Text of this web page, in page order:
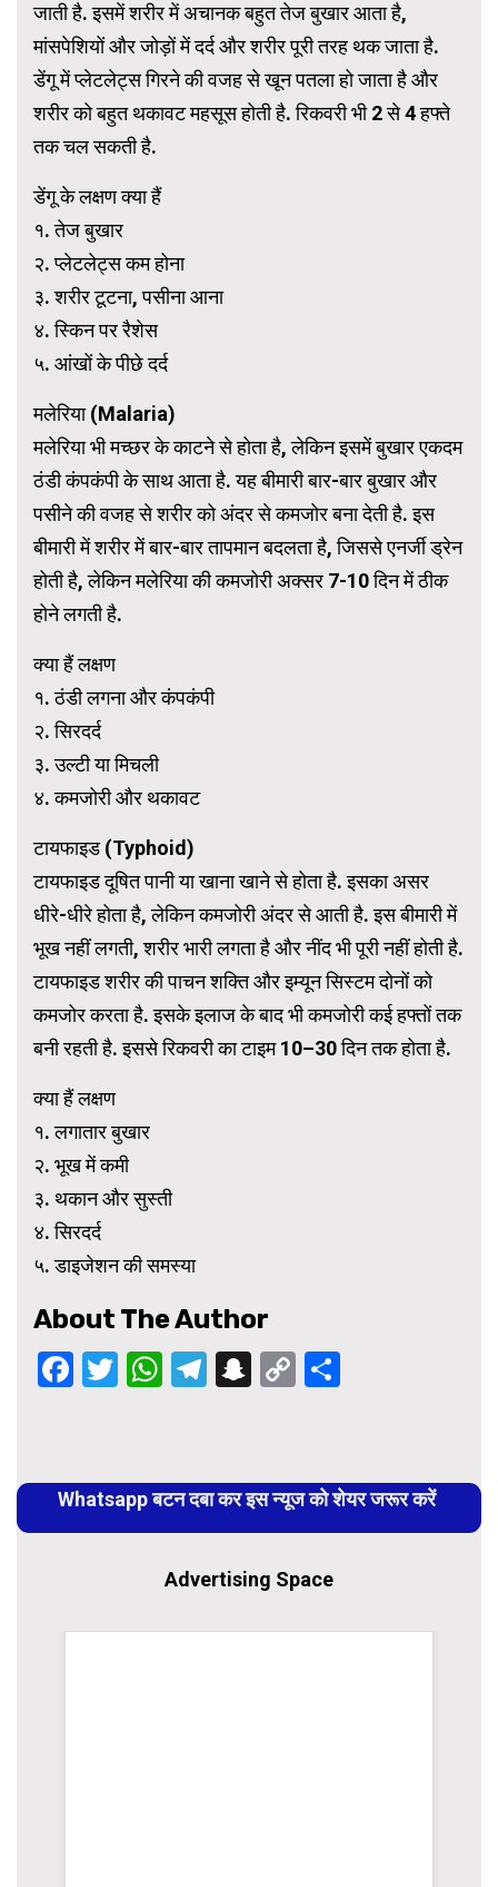
जाती है. इसमें शरीर में अचानक बहुत तेज बुखार आता है,
मांसपेशियों और जोड़ों में दर्द और शरीर पूरी तरह थक जाता है.
डेंगू में प्लेटलेट्स गिरने की वजह से खून पतला हो जाता है और
शरीर को बहुत थकावट महसूस होती है. रिकवरी भी 2 से 4 हफ्ते
तक चल सकती है.
डेंगू के लक्षण क्या हैं
१. तेज बुखार
२. प्लेटलेट्स कम होना
३. शरीर टूटना, पसीना आना
४. स्किन पर रैशेस
५. आंखों के पीछे दर्द
मलेरिया (Malaria)
मलेरिया भी मच्छर के काटने से होता है, लेकिन इसमें बुखार एकदम
ठंडी कंपकंपी के साथ आता है. यह बीमारी बार-बार बुखार और
पसीने की वजह से शरीर को अंदर से कमजोर बना देती है. इस
बीमारी में शरीर में बार-बार तापमान बदलता है, जिससे एनर्जी ड्रेन
होती है, लेकिन मलेरिया की कमजोरी अक्सर 7-10 दिन में ठीक
होने लगती है.
क्या हैं लक्षण
१. ठंडी लगना और कंपकंपी
२. सिरदर्द
३. उल्टी या मिचली
४. कमजोरी और थकावट
टायफाइड (Typhoid)
टायफाइड दूषित पानी या खाना खाने से होता है. इसका असर
धीरे-धीरे होता है, लेकिन कमजोरी अंदर से आती है. इस बीमारी में
भूख नहीं लगती, शरीर भारी लगता है और नींद भी पूरी नहीं होती है.
टायफाइड शरीर की पाचन शक्ति और इम्यून सिस्टम दोनों को
कमजोर करता है. इसके इलाज के बाद भी कमजोरी कई हफ्तों तक
बनी रहती है. इससे रिकवरी का टाइम 10–30 दिन तक होता है.
क्या हैं लक्षण
१. लगातार बुखार
२. भूख में कमी
३. थकान और सुस्ती
४. सिरदर्द
५. डाइजेशन की समस्या
About The Author
Facebook
Twitter
WhatsApp
Telegram
Snapchat
Copy
Reading
Whatsapp बटन दबा कर इस न्यूज को शेयर जरूर करें
Advertising Space